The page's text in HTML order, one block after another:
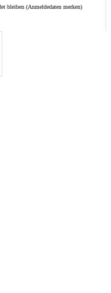
bleiben (Anmeldedaten merken)